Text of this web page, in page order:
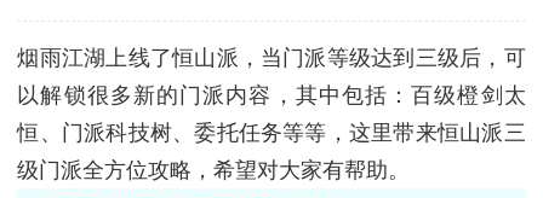
烟雨江湖上线了恒山派，当门派等级达到三级后，可
以解锁很多新的门派内容，其中包括：百级橙剑太
恒、门派科技树、委托任务等等，这里带来恒山派三
级门派全方位攻略，希望对大家有帮助。